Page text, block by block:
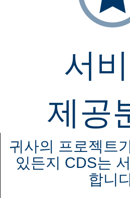
서
제공
귀사의 프로젝트
있든지 CDS는
합니